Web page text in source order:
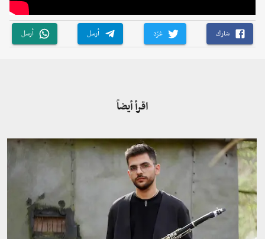
شارك غرّد أرسل أرسل
اقرأ أيضاً